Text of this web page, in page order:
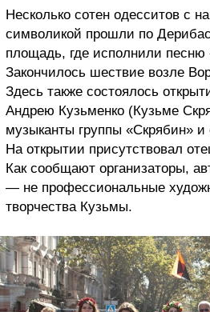
Несколько сотен одесситов с
символикой прошли по
площадь, где исполнили песню
Закончилось шествие возле
Здесь также состоялось
Андрею Кузьменко (Кузьме
музыканты группы «Скрябин» и
На открытии присутствовал
Как сообщают организаторы,
— не профессиональные
творчества Кузьмы.